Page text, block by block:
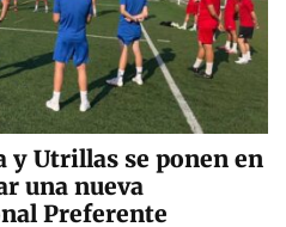
y Utrillas se ponen en
una nueva
Preferente